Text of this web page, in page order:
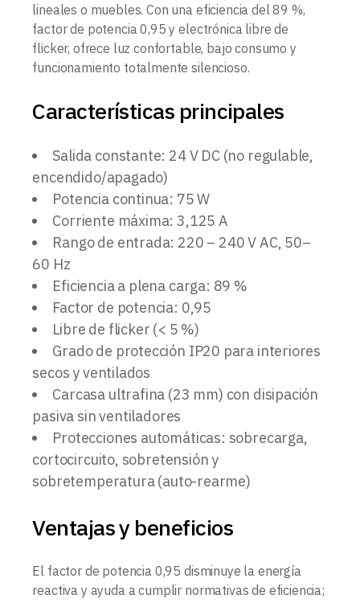
lineales o muebles. Con una eficiencia del 89 %,
factor de potencia 0,95 y electrónica libre de
flicker, ofrece luz confortable, bajo consumo y
funcionamiento totalmente silencioso.
Características principales
Salida constante: 24 V DC (no regulable,
encendido/apagado)
Potencia continua: 75 W
Corriente máxima: 3,125 A
Rango de entrada: 220 – 240 V AC, 50–
60 Hz
Eficiencia a plena carga: 89 %
Factor de potencia: 0,95
Libre de flicker (< 5 %)
Grado de protección IP20 para interiores
secos y ventilados
Carcasa ultrafina (23 mm) con disipación
pasiva sin ventiladores
Protecciones automáticas: sobrecarga,
cortocircuito, sobretensión y
sobretemperatura (auto-rearme)
Ventajas y beneficios
El factor de potencia 0,95 disminuye la energía
reactiva y ayuda a cumplir normativas de eficiencia;